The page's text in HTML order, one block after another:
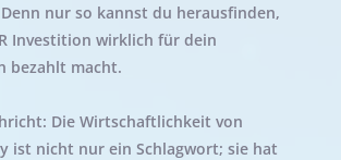
nur so kannst du herausfinden,
Investition wirklich für dein
bezahlt macht.
Die Wirtschaftlichkeit von
ist nicht nur ein Schlagwort; sie hat